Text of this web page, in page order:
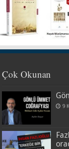
Çok Okunan
9